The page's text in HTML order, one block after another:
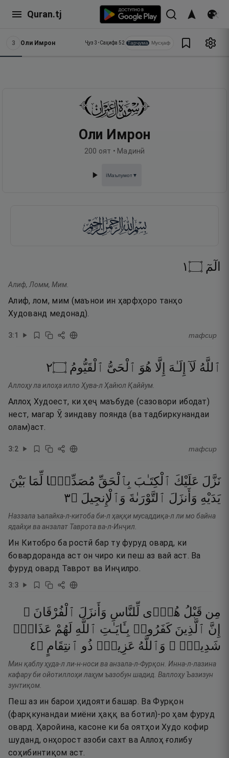
Quran.tj
3 Оли Имрон Ҷуз 3 •Саҳифа 52 Тарҷума Мусҳаф
Оли Имрон
200 оят • Мадинӣ
ℹ️Маълумот▼
الٓمٓ ۝١
Алиф, Ломм, Мим.
Алиф, лом, мим (маънои ин ҳарфҳоро танҳо
Худованд медонад).
3:1 тафсир
ٱللَّهُ لَآ إِلَـٰهَ إِلَّا هُوَ ٱلْحَىُّ ٱلْقَيُّومُ ۝٢
Аллоҳу ла илоҳа илло Ҳува-л Ҳайюл Қаййум.
Аллоҳ Худоест, ки ҳеҷ маъбуде (сазовори ибодат)
нест, магар Ӯ, зиндаву поянда (ва тадбиркунандаи
олам)аст.
3:2 тафсир
نَزَّلَ عَلَيْكَ ٱلْكِتَـٰبَ بِٱلْحَقِّ مُصَدِّقًۭا لِّمَا بَيْنَ
يَدَيْهِ وَأَنزَلَ ٱلتَّوْرَىٰةَ وَٱلْإِنجِيلَ ۝٣
Наззала ъалайка-л-китоба би-л ҳаққи мусаддиқа-л ли мо байна
ядайҳи ва анзалат Таврота ва-л-Инҷил.
Ин Китобро ба ростӣ бар ту фуруд овард, ки
бовардоранда аст он чиро ки пеш аз вай аст. Ва
фуруд овард Таврот ва Инҷилро.
3:3
مِن قَبْلُ هُدًۭى لِّلنَّاسِ وَأَنزَلَ ٱلْفُرْقَانَ ۗ
إِنَّ ٱلَّذِينَ كَفَرُوا۟ بِـَٔايَـٰتِ ٱللَّهِ لَهُمْ عَذَابٌۭ
شَدِيدٌۭ ۗ وَٱللَّهُ عَزِيزٌۭ ذُو ٱنتِقَامٍ ۝٤
Мин қаблу ҳуда-л ли-н-носи ва анзала-л-Фурқон. Инна-л-лазина
кафару би ойотиллоҳи лаҳум ъазобун шадид. Валлоҳу Ъазизун
зунтиқом.
Пеш аз ин барои ҳидояти башар. Ва Фурқон
(фарқкунандаи миёни ҳаққ ва ботил)-ро ҳам фуруд
овард. Ҳаройина, касоне ки ба оятҳои Худо кофир
шуданд, онҳорост азоби сахт ва Аллоҳ ғолибу
соҳибинтиқом аст.